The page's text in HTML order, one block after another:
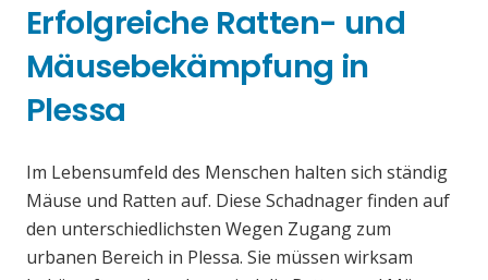
Erfolgreiche Ratten- und
Mäusebekämpfung in
Plessa
Im Lebensumfeld des Menschen halten sich ständig
Mäuse und Ratten auf. Diese Schadnager finden auf
den unterschiedlichsten Wegen Zugang zum
urbanen Bereich in Plessa. Sie müssen wirksam